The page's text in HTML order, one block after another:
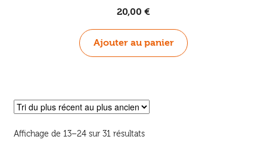
20,00 €
Ajouter au panier
Affichage de 13–24 sur 31 résultatsTrié